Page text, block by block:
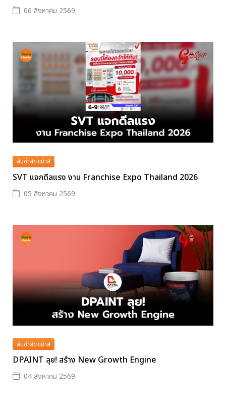
06 สิงหาคม 2569
ส้มซ่าส์ขาเม้าส์
SVT แจกดีลแรง งาน Franchise Expo Thailand 2026
05 สิงหาคม 2569
ส้มซ่าส์ขาเม้าส์
DPAINT ลุย! สร้าง New Growth Engine
04 สิงหาคม 2569